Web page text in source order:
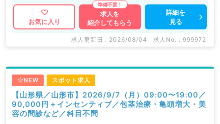
お気に入り
求人を
紹介してもらう
詳細を
見る
求人更新日 : 2026/08/04 求人No. : 999972
NEW スポット求人
【山形県／山形市】2026/9/7（月）09:00〜19:00／
90,000円＋インセンティブ／包茎治療・亀頭増大・美
容の問診など／科目不問